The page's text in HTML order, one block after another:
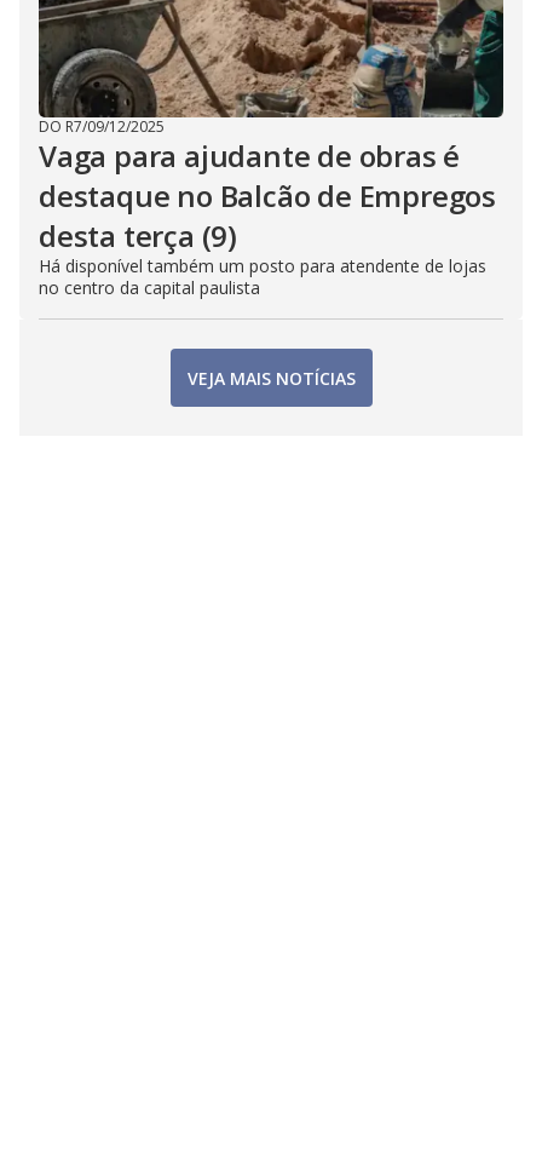
DO R7/09/12/2025
Vaga para ajudante de obras é
destaque no Balcão de Empregos
desta terça (9)
Há disponível também um posto para atendente de lojas
no centro da capital paulista
VEJA MAIS NOTÍCIAS